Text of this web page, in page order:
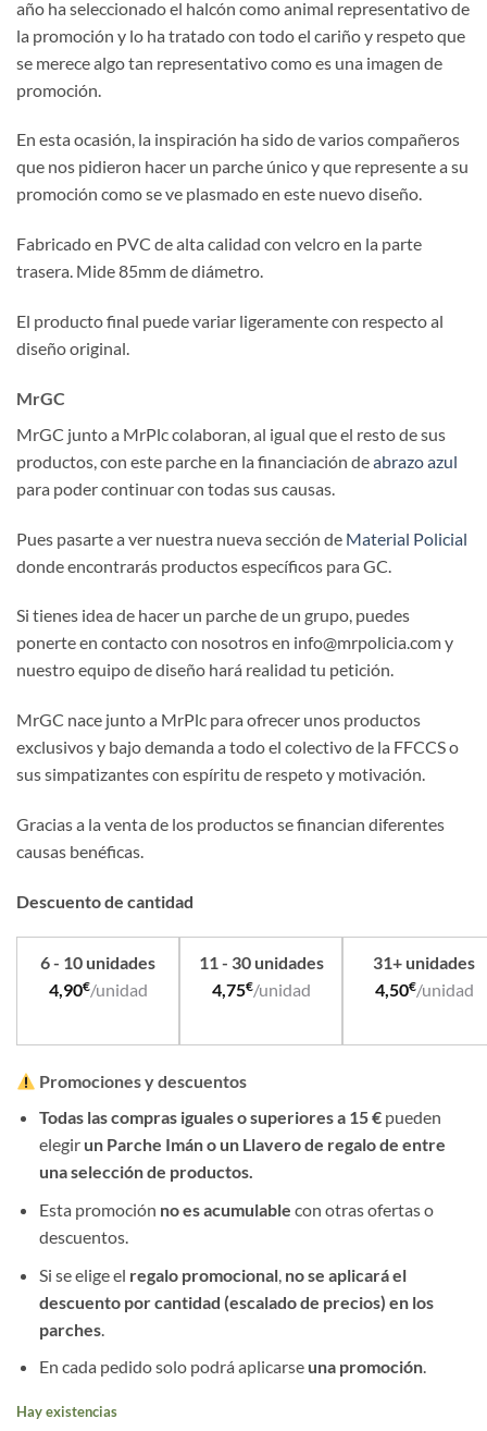
año ha seleccionado el halcón como animal representativo de
la promoción y lo ha tratado con todo el cariño y respeto que
se merece algo tan representativo como es una imagen de
promoción.
En esta ocasión, la inspiración ha sido de varios compañeros
que nos pidieron hacer un parche único y que represente a su
promoción como se ve plasmado en este nuevo diseño.
Fabricado en PVC de alta calidad con velcro en la parte
trasera. Mide 85mm de diámetro.
El producto final puede variar ligeramente con respecto al
diseño original.
MrGC
MrGC junto a MrPlc colaboran, al igual que el resto de sus
productos, con este parche en la financiación deabrazo azul
para poder continuar con todas sus causas.
Pues pasarte a ver nuestra nueva sección de Material Policial
donde encontrarás productos específicos para GC.
Si tienes idea de hacer un parche de un grupo, puedes
ponerte en contacto con nosotros en info@mrpolicia.com y
nuestro equipo de diseño hará realidad tu petición.
MrGC nace junto a MrPlc para ofrecer unos productos
exclusivos y bajo demanda a todo el colectivo de la FFCCS o
sus simpatizantes con espíritu de respeto y motivación.
Gracias a la venta de los productos se financian diferentes
causas benéficas.
Descuento de cantidad
6 - 10 unidades
4,90€/unidad
11 - 30 unidades
4,75€/unidad
31+ unidades
4,50€/unidad
Promociones y descuentos
Todas las compras iguales o superiores a 15 €pueden
elegir un Parche Imán o un Llavero de regalo de entre
una selección de productos.
Esta promoción no es acumulable con otras ofertas o
descuentos.
Si se elige el regalo promocional, no se aplicará el
descuento por cantidad (escalado de precios) en los
parches.
En cada pedido solo podrá aplicarse una promoción.
Hay existencias